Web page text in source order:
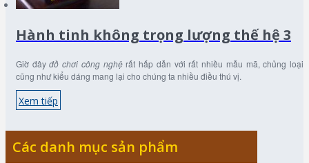
Hành tinh không trọng lượng thế hệ 3
Giờ đâyđồ chơi công nghệrất hấp dẫn với rất nhiều mẫu mã, chủng loại
cũng như kiểu dáng mang lại cho chúng ta nhiều điều thú vị.
Xem tiếp
Các danh mục sản phẩm